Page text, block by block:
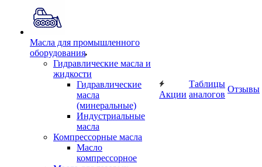
Масла для промышленного
оборудования
Гидравлические масла и
жидкости
Гидравлические
масла
(минеральные)
Индустриальные
масла
Компрессорные масла
Масло
компрессорное
Акции
Таблицы
аналогов
Отзывы